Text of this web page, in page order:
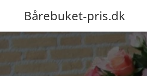
Bårebuket-pris.dk